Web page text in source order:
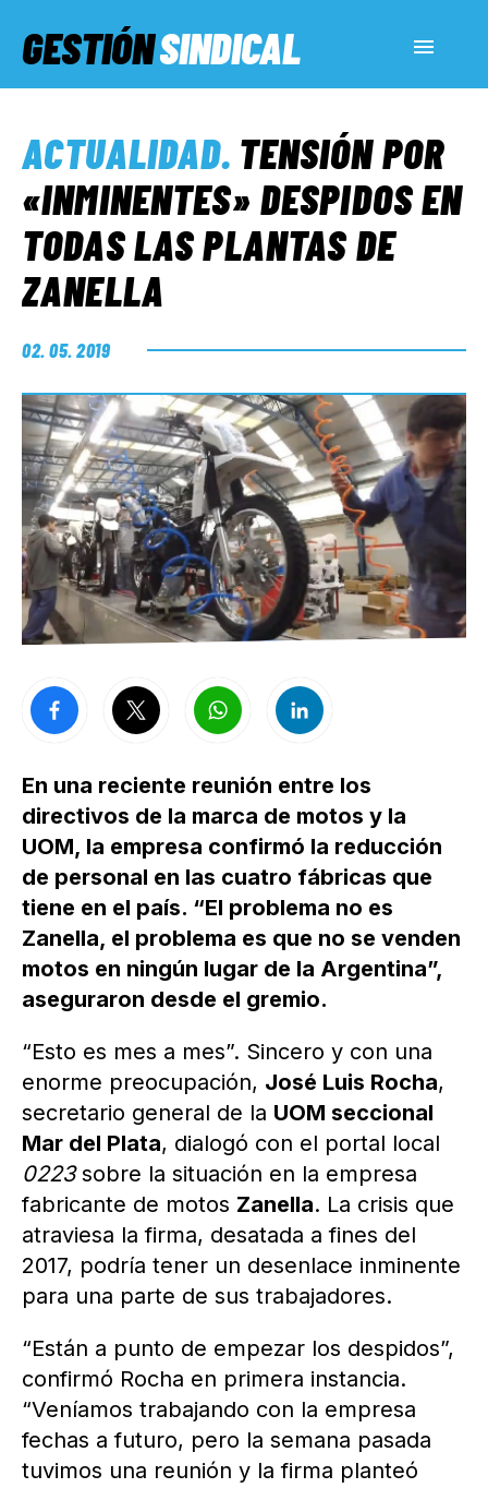
GESTIÓNSINDICAL
SERVICIOS SOCIALES
INFORMES ESPECIALES
FUERA DE MEGÁFONO
EL LADO «G»
ACTUALIDAD. TENSIÓN POR
«INMINENTES» DESPIDOS EN
TODAS LAS PLANTAS DE
ZANELLA
02. 05. 2019
En una reciente reunión entre los
directivos de la marca de motos y la
UOM, la empresa confirmó la reducción
de personal en las cuatro fábricas que
tiene en el país. “El problema no es
Zanella, el problema es que no se venden
motos en ningún lugar de la Argentina”,
aseguraron desde el gremio.
“Esto es mes a mes”. Sincero y con una
enorme preocupación, José Luis Rocha,
secretario general de la UOM seccional
Mar del Plata, dialogó con el portal local
0223sobre la situación en la empresa
fabricante de motos Zanella. La crisis que
atraviesa la firma, desatada a fines del
2017, podría tener un desenlace inminente
para una parte de sus trabajadores.
“Están a punto de empezar los despidos”,
confirmó Rocha en primera instancia.
“Veníamos trabajando con la empresa
fechas a futuro, pero la semana pasada
tuvimos una reunión y la firma planteó